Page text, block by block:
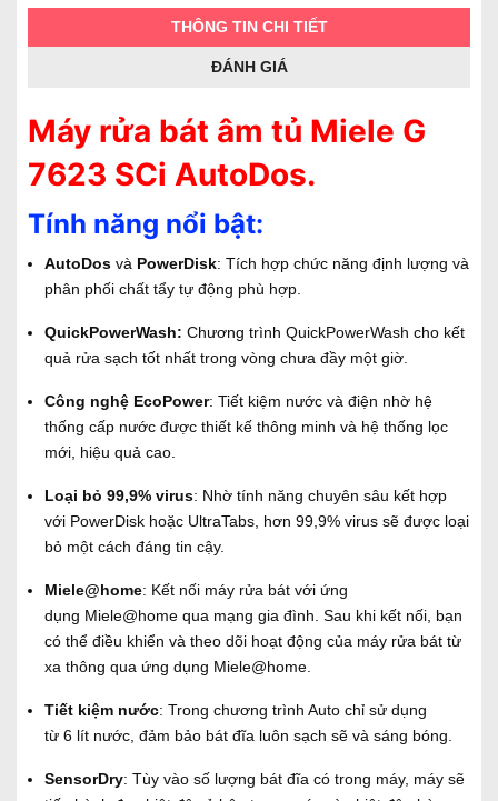
THÔNG TIN CHI TIẾT
ĐÁNH GIÁ
Máy rửa bát âm tủ Miele G
7623 SCi AutoDos.
Tính năng nổi bật:
AutoDos và PowerDisk: Tích hợp chức năng định lượng và
phân phối chất tẩy tự động phù hợp.
QuickPowerWash: Chương trình QuickPowerWash cho kết
quả rửa sạch tốt nhất trong vòng chưa đầy một giờ.
Công nghệ EcoPower: Tiết kiệm nước và điện nhờ hệ
thống cấp nước được thiết kế thông minh và hệ thống lọc
mới, hiệu quả cao.
Loại bỏ 99,9% virus: Nhờ tính năng chuyên sâu kết hợp
với PowerDisk hoặc UltraTabs, hơn 99,9% virus sẽ được loại
bỏ một cách đáng tin cậy.
Miele@home: Kết nối máy rửa bát với ứng
dụng Miele@home qua mạng gia đình. Sau khi kết nối, bạn
có thể điều khiển và theo dõi hoạt động của máy rửa bát từ
xa thông qua ứng dụng Miele@home.
Tiết kiệm nước: Trong chương trình Auto chỉ sử dụng
từ 6 lít nước, đảm bảo bát đĩa luôn sạch sẽ và sáng bóng.
SensorDry: Tùy vào số lượng bát đĩa có trong máy, máy sẽ